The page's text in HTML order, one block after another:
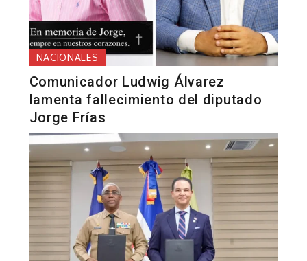
NACIONALES
Comunicador Ludwig Álvarez
lamenta fallecimiento del diputado
Jorge Frías